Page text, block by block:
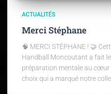
ACTUALITÉS
Merci Stéphane
🧠 MERCI STÉPHANE ! 🤝
Handball Moncoutant a fait
préparation mentale au
choix qui a marqué notre